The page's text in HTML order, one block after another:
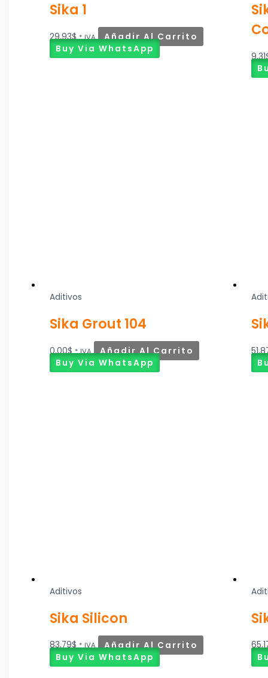
Sika 1
29,93$ * IVA
Añadir Al Carrito
Buy Via WhatsApp
9,31
Aditivos
Sika Grout 104
0,00$ * IVA
Añadir Al Carrito
Buy Via WhatsApp
Aditivos
Sika Silicon
83,79$ * IVA
Añadir Al Carrito
Buy Via WhatsApp